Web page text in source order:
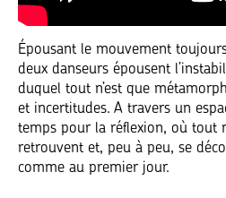
Épousant le mouvement
deux danseurs épousent
duquel tout n’est que
et incertitudes. A travers un
temps pour la réflexion, où tout
retrouvent et, peu à peu, se
comme au premier jour.